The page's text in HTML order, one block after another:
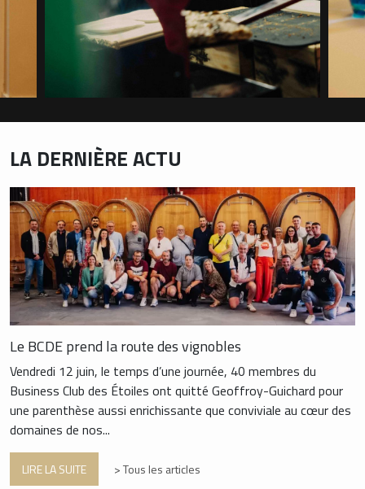
LA DERNIÈRE ACTU
Le BCDE prend la route des vignobles
Vendredi 12 juin, le temps d’une journée, 40 membres du
Business Club des Étoiles ont quitté Geoffroy-Guichard pour
une parenthèse aussi enrichissante que conviviale au cœur des
domaines de nos...
LIRE LA SUITE > Tous les articles